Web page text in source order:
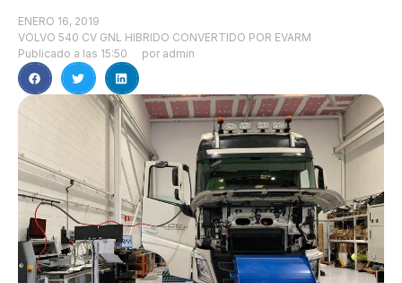
ENERO 16, 2019
VOLVO 540 CV GNL HIBRIDO CONVERTIDO POR EVARM
Publicado a las 15:50 por admin